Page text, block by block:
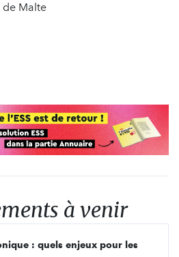
de Malte
à venir
: quels enjeux pour les